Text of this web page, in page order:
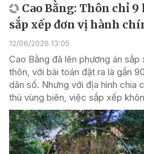
Cao Bằng: Thôn chỉ 9
sắp xếp đơn vị hành
12/06/2026 13:05
Cao Bằng đã lên phương án
thôn, với bài toán đặt ra là gần
dân số. Nhưng với địa hình chia
thù vùng biên, việc sắp xếp